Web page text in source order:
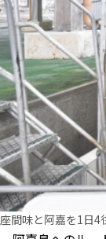
座間味と阿嘉を1日4